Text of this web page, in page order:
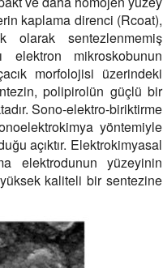
kaplama direnci (Rcoat),
olarak sentezlenmemiş
mikroskobunun
morfolojisi üzerindeki
polipirolün güçlü bir
Sono-elektro-biriktirme
yöntemiyle
açıktır. Elektrokimyasal
elektrodunun yüzeyinin
kaliteli bir sentezine